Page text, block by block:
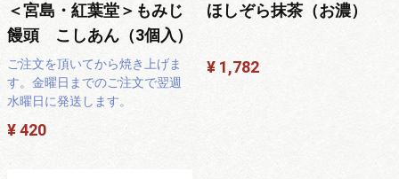
＜宮島・紅葉堂＞もみじ
饅頭 こしあん（3個入）
ご注文を頂いてから焼き上げま
す。金曜日までのご注文で翌週
水曜日に発送します。
¥ 420
ほしぞら抹茶（お濃）
¥ 1,782